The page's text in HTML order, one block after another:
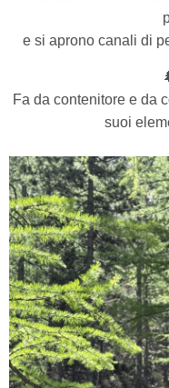
e si aprono canali di
Fa da contenitore e da
suoi